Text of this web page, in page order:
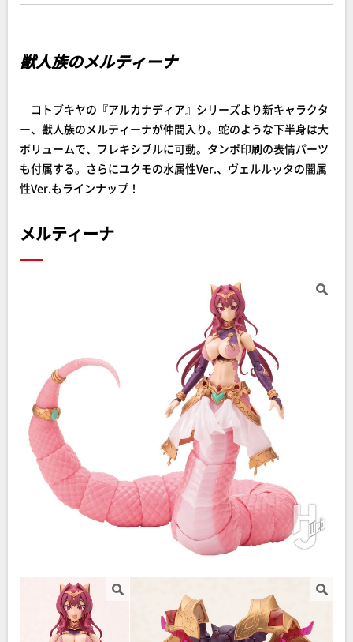
獣人族のメルティーナ
コトブキヤの『アルカナディア』シリーズより新キャラクタ
ー、獣人族のメルティーナが仲間入り。蛇のような下半身は大
ボリュームで、フレキシブルに可動。タンポ印刷の表情パーツ
も付属する。さらにユクモの水属性Ver.、ヴェルルッタの闇属
性Ver.もラインナップ！
メルティーナ